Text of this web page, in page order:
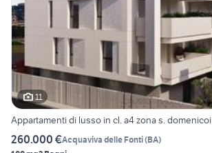
11
Appartamenti di lusso in cl. a4 zona s. domenicoi
260.000 €Acquaviva delle Fonti(BA)